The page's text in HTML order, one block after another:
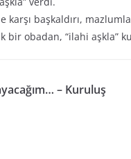
başkaldırı,
bir obadan, “ilahi
– Kuruluş